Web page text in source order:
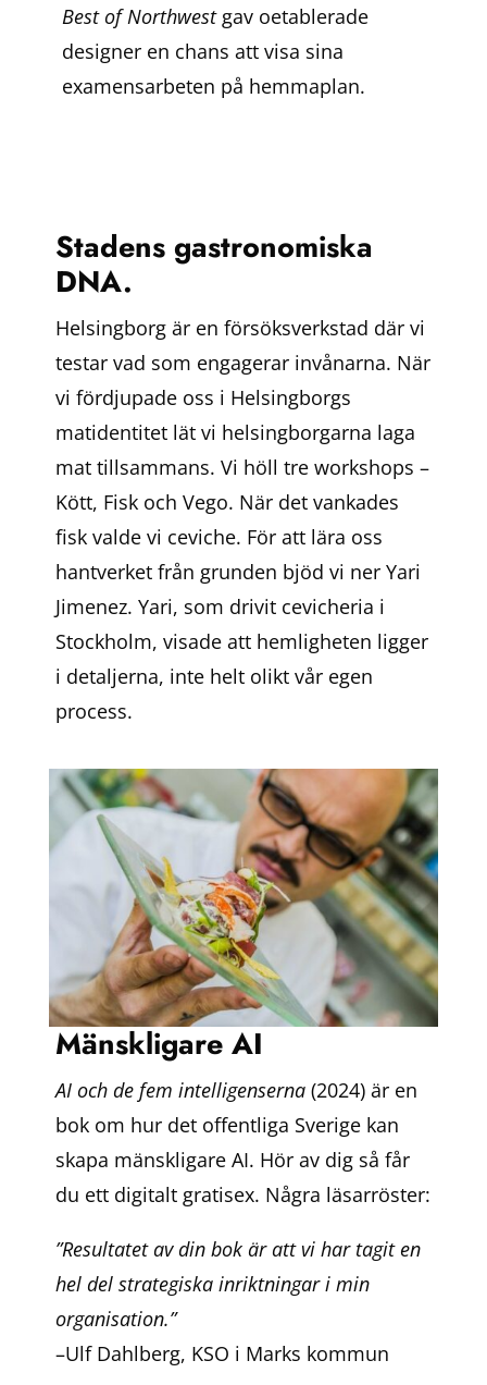
Best of Northwestgav oetablerade
designer en chans att visa sina
examensarbeten på hemmaplan.
Stadens gastronomiska
DNA.
Helsingborg är en försöksverkstad där vi
testar vad som engagerar invånarna. När
vi fördjupade oss i Helsingborgs
matidentitet lät vi helsingborgarna laga
mat tillsammans. Vi höll tre workshops –
Kött, Fisk och Vego. När det vankades
fisk valde vi ceviche. För att lära oss
hantverket från grunden bjöd vi ner Yari
Jimenez. Yari, som drivit cevicheria i
Stockholm, visade att hemligheten ligger
i detaljerna, inte helt olikt vår egen
process.
Mänskligare AI
AI och de fem intelligenserna (2024) är en
bok om hur det offentliga Sverige kan
skapa mänskligare AI. Hör av dig så får
du ett digitalt gratisex. Några läsarröster:
”Resultatet av din bok är att vi har tagit en
hel del strategiska inriktningar i min
organisation.”
–Ulf Dahlberg, KSO i Marks kommun